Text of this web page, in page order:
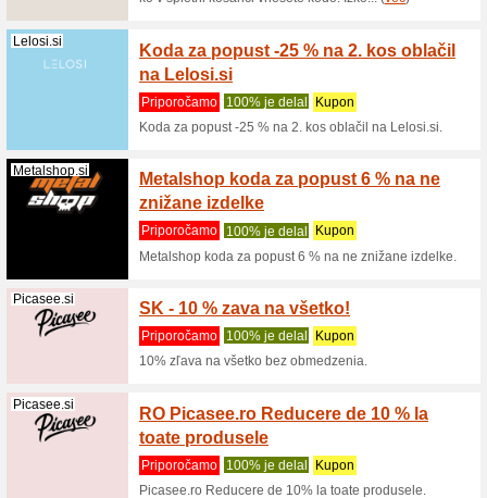
Glavni strani>Popusti>
Premik:
Priporočljivo meni
Solapoint.si
Koda
na